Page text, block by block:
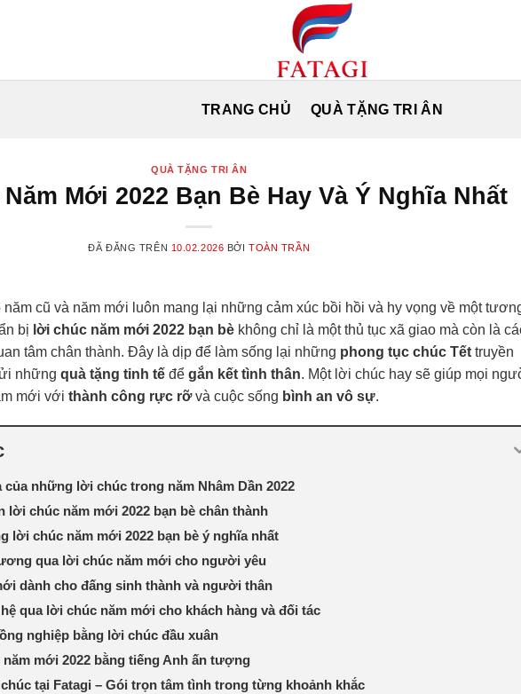
TRANG CHỦ QUÀ TẶNG TRI ÂN
QUÀ TẶNG TRI ÂN
Mới 2022 Bạn Bè Hay Và Ý Nghĩa Nhất
ĐÃ ĐĂNG TRÊN 10.02.2026 BỞITOÀN TRẦN
cũ và năm mới luôn mang lại những cảm xúc bồi hồi và hy vọng về một
bị lời chúc năm mới 2022 bạn bè không chỉ là một thủ tục xã giao mà còn là
tâm chân thành. Đây là dịp để làm sống lại những phong tục chúc Tết truyền
những quà tặng tinh tế để gắn kết tình thân. Một lời chúc hay sẽ giúp mọi
mới với thành công rực rỡvà cuộc sống bình an vô sự.
của những lời chúc trong năm Nhâm Dần 2022
lời chúc năm mới 2022 bạn bè chân thành
lời chúc năm mới 2022 bạn bè ý nghĩa nhất
qua lời chúc năm mới cho người yêu
dành cho đấng sinh thành và người thân
qua lời chúc năm mới cho khách hàng và đối tác
nghiệp bằng lời chúc đầu xuân
mới 2022 bằng tiếng Anh ấn tượng
tại Fatagi – Gói trọn tâm tình trong từng khoảnh khắc